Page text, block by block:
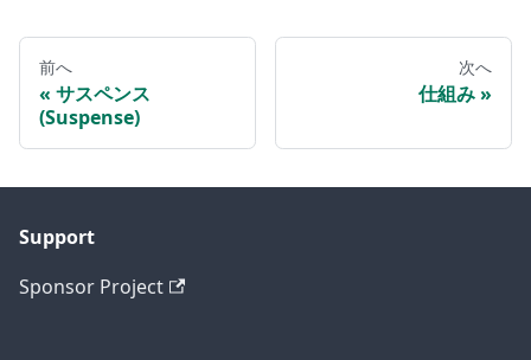
前へ
サスペンス
(Suspense)
次へ
仕組み
Support
Sponsor Project